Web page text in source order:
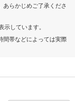
らかじめご了承くださ
しています。
間帯などによっては実際